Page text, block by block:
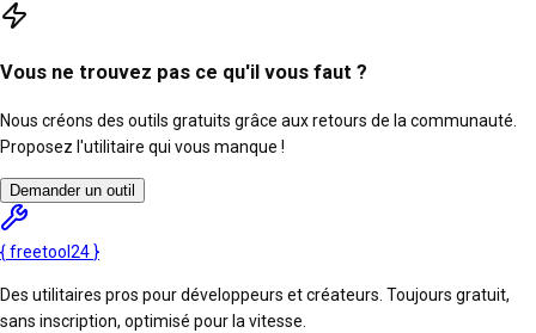
Vous ne trouvez pas ce qu'il vous faut ?
Nous créons des outils gratuits grâce aux retours de la communauté.
Proposez l'utilitaire qui vous manque !
Demander un outil
{freetool 24 }
Des utilitaires pros pour développeurs et créateurs. Toujours gratuit,
sans inscription, optimisé pour la vitesse.